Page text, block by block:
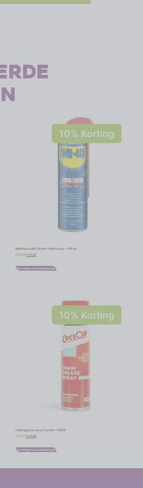
10% Korting
Multispray WD-40 met smartstraw – 450 ml
€ 15,99 € 14,39
Toevoegen aan winkelwagen
10% Korting
Chain grease spray Cyclon – 500ml
€ 27,75 € 24,98
Toevoegen aan winkelwagen